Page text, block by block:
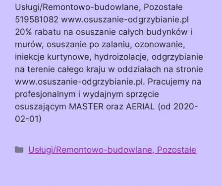
Usługi/Remontowo-budowlane, Pozostałe
519581082 www.osuszanie-odgrzybianie.pl
20% rabatu na osuszanie całych budynków i
murów, osuszanie po zalaniu, ozonowanie,
iniekcje kurtynowe, hydroizolacje, odgrzybianie
na terenie całego kraju w oddziałach na stronie
www.osuszanie-odgrzybianie.pl. Pracujemy na
profesjonalnym i wydajnym sprzęcie
osuszającym MASTER oraz AERIAL (od 2020-
02-01)
Kategorie
Usługi/Remontowo-budowlane, Pozostałe